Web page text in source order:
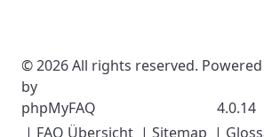
© 2026 All rights reserved.
by
phpMyFAQ
4.0.14
| FAQ Übersicht | Sitemap |